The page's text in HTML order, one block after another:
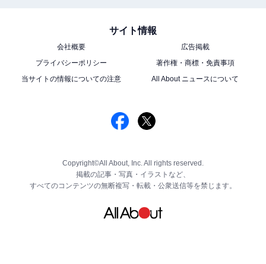
サイト情報
会社概要
広告掲載
プライバシーポリシー
著作権・商標・免責事項
当サイトの情報についての注意
All About ニュースについて
Copyright©All About, Inc. All rights reserved.
掲載の記事・写真・イラストなど、
すべてのコンテンツの無断複写・転載・公衆送信等を禁じます。